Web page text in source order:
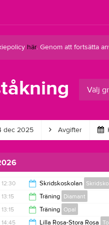
här. Genom att fortsätta
Välj
dec 2025 Avgifter
12:30 Skridskoskolan
13:15
13:15 Träning Diamant
14:30
13:15 Träning Opal
14:45 Lilla Rosa-Stora Rosa